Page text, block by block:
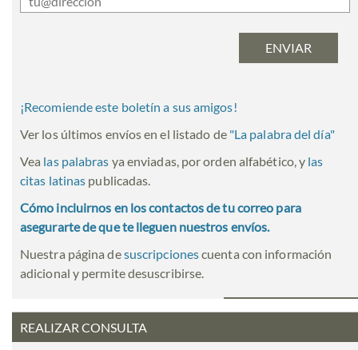
¡Recomiende este boletín a sus amigos!
Ver los últimos envíos en el listado de "La palabra del día"
Vea las palabras ya enviadas, por orden alfabético, y las
citas latinas publicadas.
Cómo incluirnos en los contactos de tu correo para
asegurarte de que te lleguen nuestros envíos.
Nuestra página desuscripcionescuenta con información
adicional y permite desuscribirse.
REALIZAR CONSULTA